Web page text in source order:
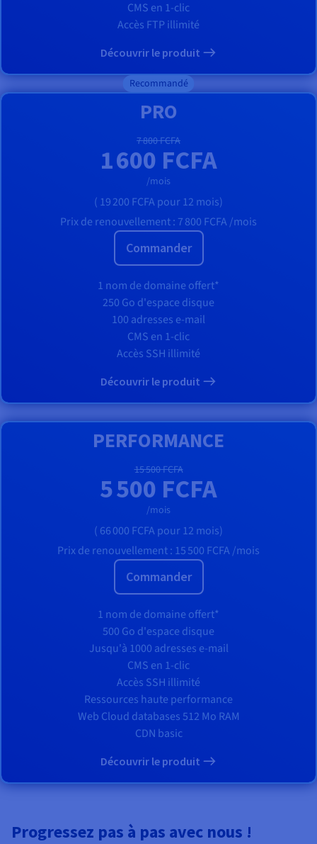
CMS en 1-clic
Accès FTP illimité
Découvrir le produit
Recommandé
PRO
7 800 FCFA
1 600 FCFA
/mois
( 19 200 FCFApour 12 mois)
Prix de renouvellement : 7 800 FCFA/mois
Commander
1 nom de domaine offert*
250 Go d'espace disque
100 adresses e-mail
CMS en 1-clic
Accès SSH illimité
Découvrir le produit
PERFORMANCE
15 500 FCFA
5 500 FCFA
/mois
( 66 000 FCFApour 12 mois)
Prix de renouvellement : 15 500 FCFA/mois
Commander
1 nom de domaine offert*
500 Go d'espace disque
Jusqu'à 1000 adresses e-mail
CMS en 1-clic
Accès SSH illimité
Ressources haute performance
Web Cloud databases 512 Mo RAM
CDN basic
Découvrir le produit
Progressez pas à pas avec nous !